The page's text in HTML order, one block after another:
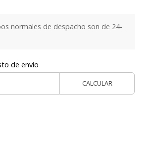
normales de despacho son de 24-
de envío
CALCULAR